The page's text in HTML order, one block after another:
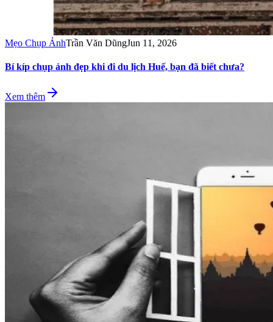
Mẹo Chụp ẢnhTrần Văn DũngJun 11, 2026
Bí kíp chụp ảnh đẹp khi đi du lịch Huế, bạn đã biết chưa?
Xem thêm